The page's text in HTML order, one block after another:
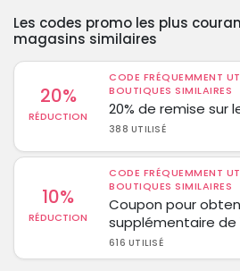
Les codes promo les plus
magasins similaires
20%
RÉDUCTION
CODE FRÉQUEMMENT
BOUTIQUES SIMILAIRES
20% de remise sur
388 UTILISÉ
10%
RÉDUCTION
CODE FRÉQUEMMENT
BOUTIQUES SIMILAIRES
Coupon pour
supplémentaire de
616 UTILISÉ